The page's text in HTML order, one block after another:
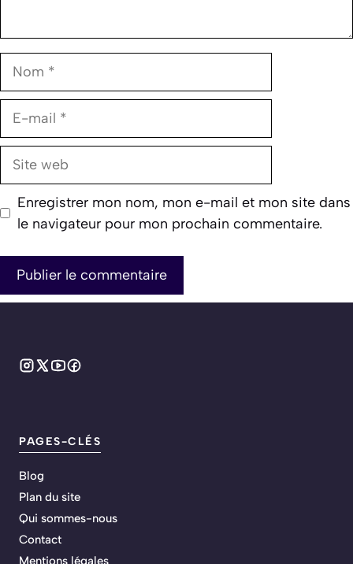
Nom
E-
Site
Enregistrer mon nom, mon e-mail et mon site dans
le navigateur pour mon prochain commentaire.
PAGES-CLÉS
Blog
Plan du site
Qui sommes-nous
Contact
Mentions légales